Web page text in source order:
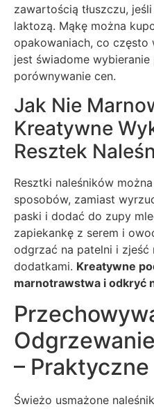
zawartością tłuszczu,
laktozą. Mąkę można
opakowaniach, co często
jest świadome
porównywanie cen.
Jak Nie
Kreatywne
Resztek
Resztki naleśników
sposobów, zamiast
paski i dodać do zupy
zapiekankę z serem i
odgrzać na patelni i zjeść
dodatkami. Kreatywne
marnotrawstwa i odkryć
–
Świeżo usmażone